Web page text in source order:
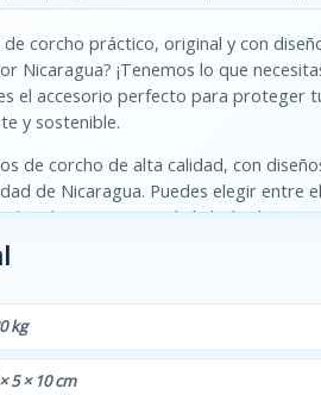
corcho práctico, original y con
Nicaragua? ¡Tenemos lo que
el accesorio perfecto para proteger
y sostenible.
de corcho de alta calidad, con
de Nicaragua. Puedes elegir entre el
, elToro Huaco, el símbolo de
la bandera de Nicaragua. Todos los
calidad que no se desvanecen con el
en una opción amigable con el
es resistente y duradero, por lo que
kg
5 × 10 cm